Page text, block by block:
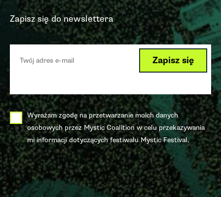
Zapisz się do newslettera
Wyrażam zgodę na przetwarzanie moich danych
osobowych przez Mystic Coalition w celu przekazywania
mi informacji dotyczących festiwalu Mystic Festival.